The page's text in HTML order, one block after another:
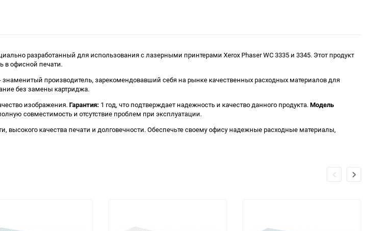
разработанный для использования с лазерными принтерами Xerox Phaser WC 3335 и 3345. Этот продукт
в офисной печати.
- знаменитый производитель, зарекомендовавший себя на рынке качественных расходных материалов для
без замены картриджа.
изображения.Гарантия: 1 год, что подтверждает надежность и качество данного продукта.Модель
совместимость и отсутствие проблем при эксплуатации.
высокого качества печати и долговечности. Обеспечьте своему офису надежные расходные материалы,